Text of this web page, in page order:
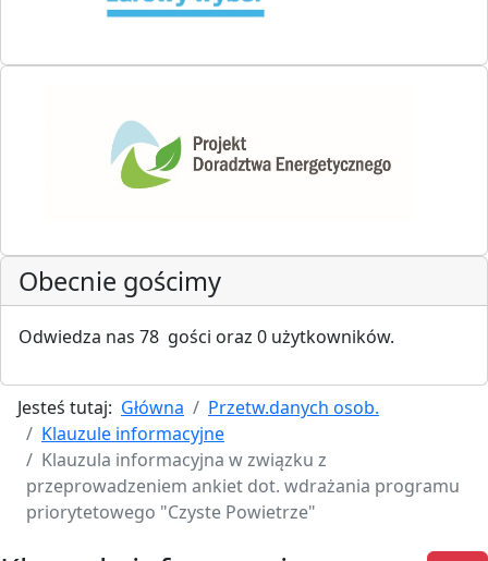
Obecnie gościmy
Odwiedza nas 78 gości oraz 0 użytkowników.
Jesteś tutaj: Główna
Przetw.danych osob.
Klauzule informacyjne
Klauzula informacyjna w związku z
przeprowadzeniem ankiet dot. wdrażania programu
priorytetowego "Czyste Powietrze"